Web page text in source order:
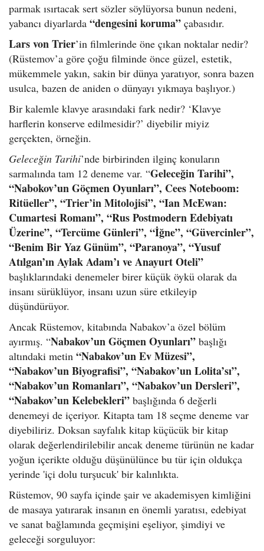
parmak ısırtacak sert sözler söylüyorsa bunun nedeni,
yabancı diyarlarda “dengesini koruma” çabasıdır.
Lars von Trier’in filmlerinde öne çıkan noktalar nedir?
(Rüstemov’a göre çoğu filminde önce güzel, estetik,
mükemmele yakın, sakin bir dünya yaratıyor, sonra bazen
usulca, bazen de aniden o dünyayı yıkmaya başlıyor.)
Bir kalemle klavye arasındaki fark nedir? ‘Klavye
harflerin konserve edilmesidir?’ diyebilir miyiz
gerçekten, örneğin.
Geleceğin Tarihi’nde birbirinden ilginç konuların
sarmalında tam 12 deneme var. “Geleceğin Tarihi”,
“Nabokov’un Göçmen Oyunları”, Cees Noteboom:
Ritüeller”, “Trier’in Mitolojisi”, “Ian McEwan:
Cumartesi Romanı”, “Rus Postmodern Edebiyatı
Üzerine”, “Tercüme Günleri”, “İğne”, “Güvercinler”,
“Benim Bir Yaz Günüm”, “Paranoya”, “Yusuf
Atılgan’ın Aylak Adam’ı ve Anayurt Oteli”
başlıklarındaki denemeler birer küçük öykü olarak da
insanı sürüklüyor, insanı uzun süre etkileyip
düşündürüyor.
Ancak Rüstemov, kitabında Nabakov’a özel bölüm
ayırmış. “Nabakov’un Göçmen Oyunları” başlığı
altındaki metin “Nabakov’un Ev Müzesi”,
“Nabakov’un Biyografisi”, “Nabakov’un Lolita’sı”,
“Nabakov’un Romanları”, “Nabakov’un Dersleri”,
“Nabakov’un Kelebekleri” başlığında 6 değerli
denemeyi de içeriyor. Kitapta tam 18 seçme deneme var
diyebiliriz. Doksan sayfalık kitap küçücük bir kitap
olarak değerlendirilebilir ancak deneme türünün ne kadar
yoğun içerikte olduğu düşünülünce bu tür için oldukça
yerinde 'içi dolu turşucuk' bir kalınlıkta.
Rüstemov, 90 sayfa içinde şair ve akademisyen kimliğini
de masaya yatırarak insanın en önemli yaratısı, edebiyat
ve sanat bağlamında geçmişini eşeliyor, şimdiyi ve
geleceği sorguluyor: